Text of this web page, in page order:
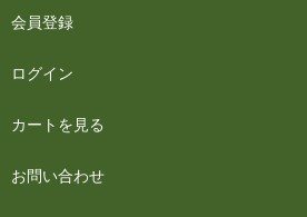
会員登録
ログイン
カートを見る
お問い合わせ